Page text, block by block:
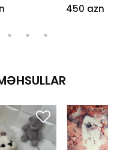
450 azn